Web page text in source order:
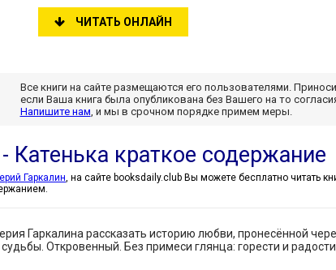
ЧИТАТЬ ОНЛАЙН
Все книги на сайте размещаются его пользователями.
если Ваша книга была опубликована без Вашего на то
Напишите нам, и мы в срочном порядке примем меры.
Катенька краткое содержание
Гаркалин, на сайте booksdaily.club Вы можете бесплатно читать
Гаркалина рассказать историю любви, пронесённой
Откровенный. Без примеси глянца: горести и